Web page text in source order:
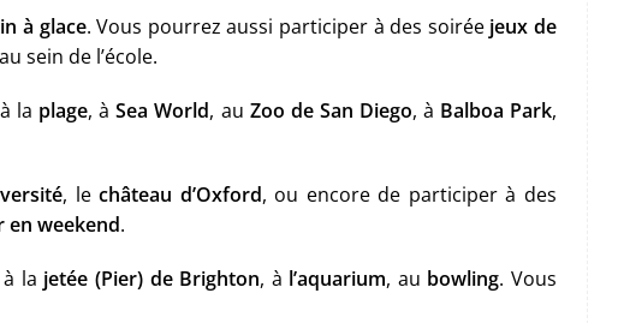
à glace. Vous pourrez aussi participer à des soirée jeux de
sein de l’école.
la plage, àSea World, au Zoo de San Diego, à Balboa Park,
, lechâteau d’Oxford, ou encore de participer à des
en weekend.
la jetée (Pier) de Brighton, à l’aquarium, au bowling. Vous